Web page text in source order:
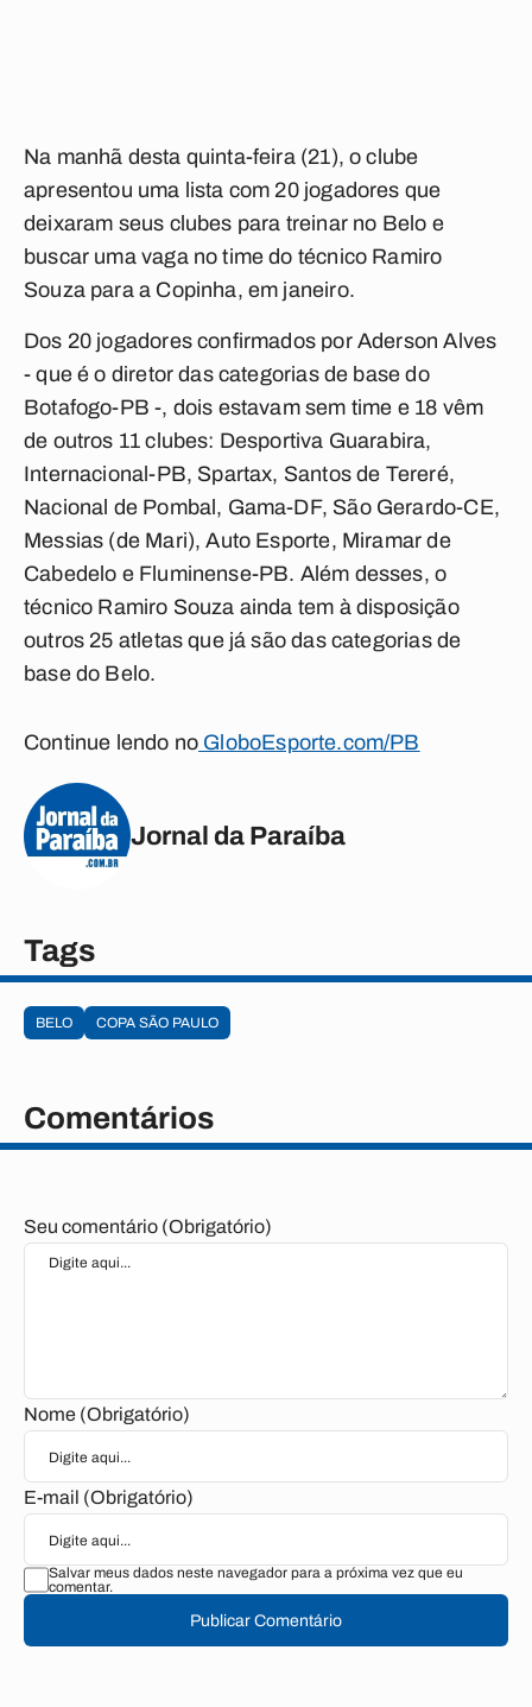
Na manhã desta quinta-feira (21), o clube
apresentou uma lista com 20 jogadores que
deixaram seus clubes para treinar no Belo e
buscar uma vaga no time do técnico Ramiro
Souza para a Copinha, em janeiro.
Dos 20 jogadores confirmados por Aderson Alves
- que é o diretor das categorias de base do
Botafogo-PB -, dois estavam sem time e 18 vêm
de outros 11 clubes: Desportiva Guarabira,
Internacional-PB, Spartax, Santos de Tereré,
Nacional de Pombal, Gama-DF, São Gerardo-CE,
Messias (de Mari), Auto Esporte, Miramar de
Cabedelo e Fluminense-PB. Além desses, o
técnico Ramiro Souza ainda tem à disposição
outros 25 atletas que já são das categorias de
base do Belo.
Continue lendo no GloboEsporte.com/PB
Jornal da Paraíba
Tags
BELO COPA SÃO PAULO
Comentários
Seu comentário (Obrigatório)
Nome (Obrigatório)
E-mail (Obrigatório)
Salvar meus dados neste navegador para a próxima vez que eu
comentar.
Publicar Comentário